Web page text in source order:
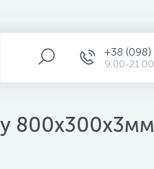
+38 (098)
9:00-21:00
800х300х3мм